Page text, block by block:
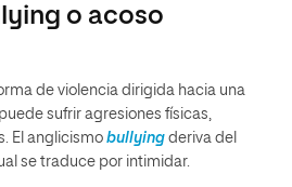
o acoso
de violencia dirigida hacia una
sufrir agresiones físicas,
El anglicismo bullying deriva del
se traduce por intimidar.